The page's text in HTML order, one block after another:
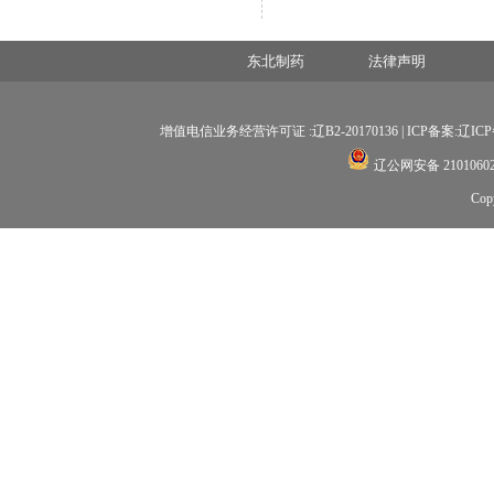
东北制药 法律声明
增值电信业务经营许可证 :辽B2-20170136 | ICP备案:辽
辽公网安备